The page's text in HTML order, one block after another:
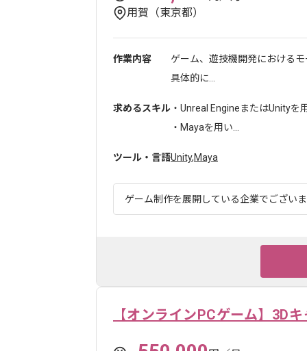
用賀（東京都）
作業内容
ゲーム、遊技機開発における
具体的に...
求めるスキル ・Unreal EngineまたはUnityを
・Mayaを用い...
ツール・言語Unity,Maya
ゲーム制作を展開している企業でござい
【オンラインPCゲーム】3D